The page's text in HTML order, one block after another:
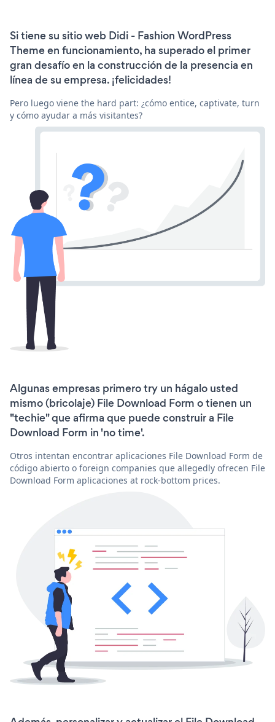
Si tiene su sitio web Didi - Fashion WordPress
Theme en funcionamiento, ha superado el primer
gran desafío en la construcción de la presencia en
línea de su empresa. ¡felicidades!
Pero luego viene the hard part: ¿cómo entice, captivate, turn
y cómo ayudar a más visitantes?
Algunas empresas primero try un hágalo usted
mismo (bricolaje) File Download Form o tienen un
"techie" que afirma que puede construir a File
Download Form in 'no time'.
Otros intentan encontrar aplicaciones File Download Form de
código abierto o foreign companies que allegedly ofrecen File
Download Form aplicaciones at rock-bottom prices.